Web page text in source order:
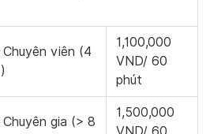
viên (4
1,100,000
VND/ 60
phút
gia (> 8
1,500,000